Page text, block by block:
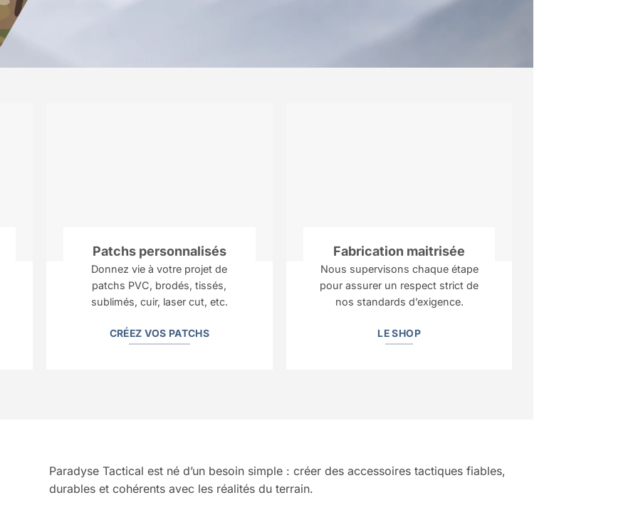
Patchs personnalisés
Donnez vie à votre projet de
patchs PVC, brodés, tissés,
sublimés, cuir, laser cut, etc.
CRÉEZ VOS PATCHS
Fabrication maitrisée
Nous supervisons chaque étape
pour assurer un respect strict de
nos standards d’exigence.
LE SHOP
Paradyse Tactical est né d’un besoin simple : créer des accessoires tactiques fiables,
durables et cohérents avec les réalités du terrain.